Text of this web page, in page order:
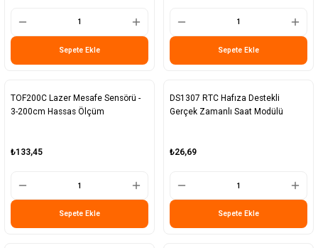
Sepete Ekle Sepete Ekle
TOF200C Lazer Mesafe Sensörü -
3-200cm Hassas Ölçüm
₺133,45
Sepete Ekle
DS1307 RTC Hafıza Destekli
Gerçek Zamanlı Saat Modülü
₺26,69
Sepete Ekle